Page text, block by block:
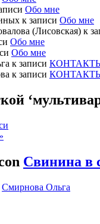
Обо мне
к записи Обо мне
(Лисовская) к
Обо мне
Обо мне
к записи
к записи
Свинина в
Смирнова Ольга